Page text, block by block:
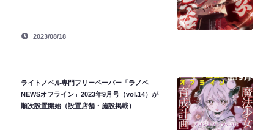
2023/08/18
ライトノベル専門フリーペーパー「ラノベ
NEWSオフライン」2023年9月号（vol.14）が
順次設置開始（設置店舗・施設掲載）